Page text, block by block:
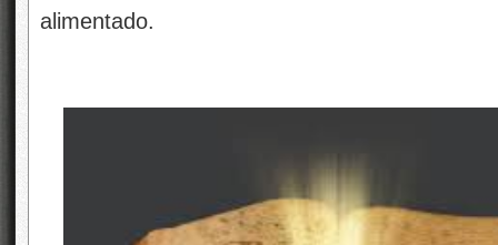
alimentado.